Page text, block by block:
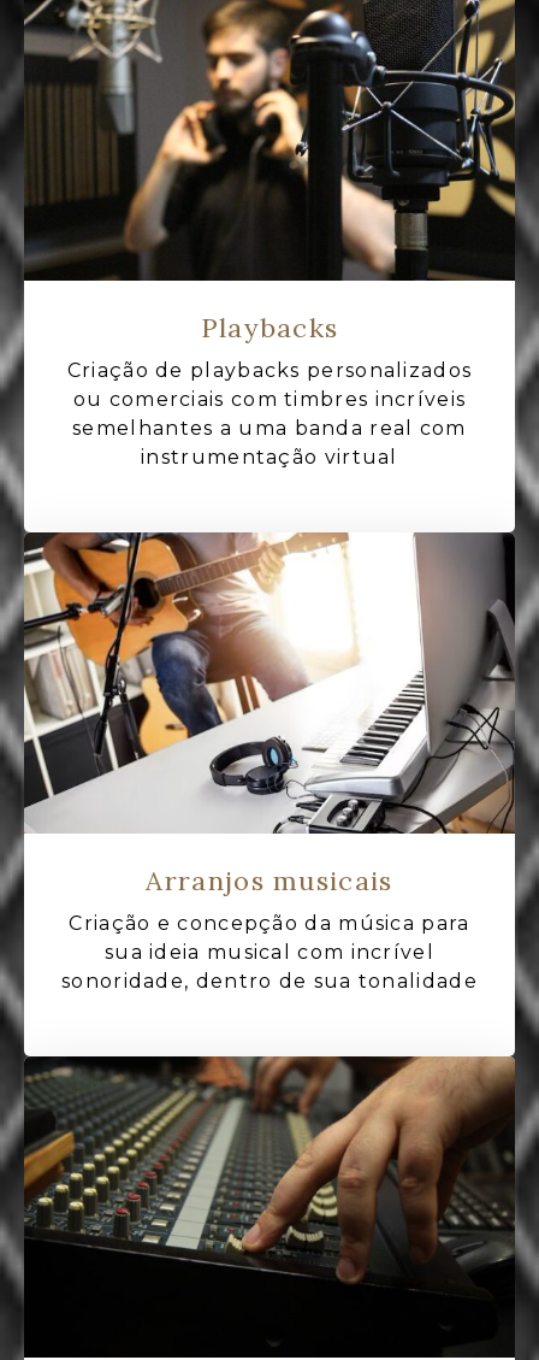
Playbacks
Criação de playbacks personalizados
ou comerciais com timbres incríveis
semelhantes a uma banda real com
instrumentação virtual
Arranjos musicais
Criação e concepção da música para
sua ideia musical com incrível
sonoridade, dentro de sua tonalidade